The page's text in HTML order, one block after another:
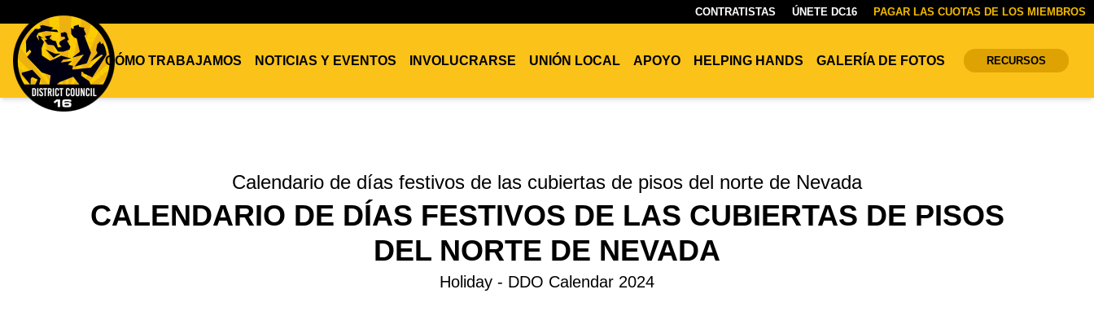
CONTRATISTAS ÚNETE DC16 PAGAR LAS CUOTAS DE LOS MIEMBROS
CÓMO TRABAJAMOS NOTICIAS Y EVENTOS INVOLUCRARSE UNIÓN LOCAL APOYO HELPING HANDS GALERÍA DE FOTOS RECURSOS
Calendario de días festivos de las cubiertas de pisos del norte de Nevada
CALENDARIO DE DÍAS FESTIVOS DE LAS CUBIERTAS DE PISOS
DEL NORTE DE NEVADA
Holiday - DDO Calendar 2024